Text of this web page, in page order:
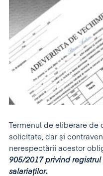
Termenul de eliberare
solicitate, dar și
nerespectării acestor
905/2017 privind
salariaților.